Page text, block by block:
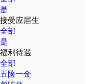
是
接受应届生
全部
是
福利待遇
全部
五险一金